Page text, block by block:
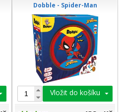
Dobble - Spider-Man
Vložit do košíku